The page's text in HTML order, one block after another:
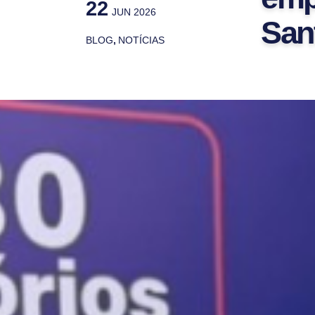
22 JUN 2026
BLOG, NOTÍCIAS